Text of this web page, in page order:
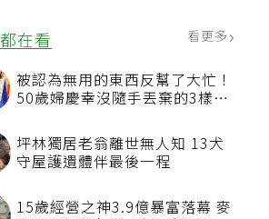
在看
被認為無用的東西反幫了大忙！
50歲婦慶幸沒隨手丟棄的3樣物
坪林獨居老翁離世無人知 13犬
守屋護遺體伴最後一程